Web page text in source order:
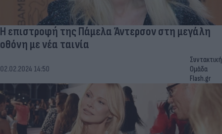
Η επιστροφή της Πάμελα Άντερσον στη μεγάλη
οθόνη με νέα ταινία
02.02.2024 14:50
Συντακτική
Ομάδα
Flash.gr